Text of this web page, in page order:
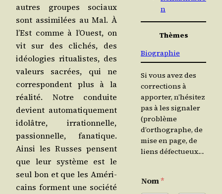
autres groupes sociaux
sont assi­mi­lées au Mal. À
l’Est comme à l’Ouest, on
vit sur des cli­chés, des
idéo­lo­gies ritua­listes, des
valeurs sacrées, qui ne
cor­res­pondent plus à la
réa­li­té. Notre conduite
devient auto­ma­ti­que­ment
ido­lâtre, irra­tion­nelle,
pas­sion­nelle, fana­tique.
Ain­si les Russes pensent
que leur sys­tème est le
seul bon et que les Amé­ri­
cains forment une socié­té
n
Thèmes
Biographie
Si vous avez des
corrections à
apporter, n’hésitez
pas à les signaler
(problème
d’orthographe, de
mise en page, de
liens défectueux…
Nom*